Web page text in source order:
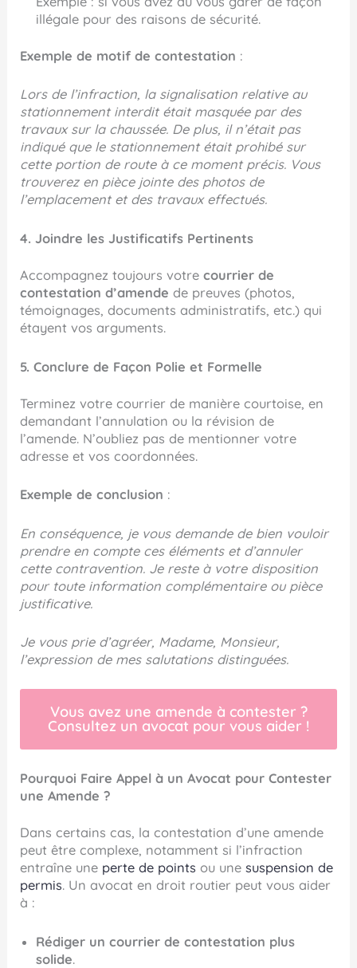
illégale pour des raisons de sécurité.
Exemple de motif de contestation :
Lors de l’infraction, la signalisation relative au
stationnement interdit était masquée par des
travaux sur la chaussée. De plus, il n’était pas
indiqué que le stationnement était prohibé sur
cette portion de route à ce moment précis. Vous
trouverez en pièce jointe des photos de
l’emplacement et des travaux effectués.
4. Joindre les Justificatifs Pertinents
Accompagnez toujours votrecourrier de
contestation d’amende de preuves (photos,
témoignages, documents administratifs, etc.) qui
étayent vos arguments.
5. Conclure de Façon Polie et Formelle
Terminez votre courrier de manière courtoise, en
demandant l’annulation ou la révision de
l’amende. N’oubliez pas de mentionner votre
adresse et vos coordonnées.
Exemple de conclusion :
En conséquence, je vous demande de bien vouloir
prendre en compte ces éléments et d’annuler
cette contravention. Je reste à votre disposition
pour toute information complémentaire ou pièce
justificative.
Je vous prie d’agréer, Madame, Monsieur,
l’expression de mes salutations distinguées.
Vous avez une amende à contester ?
Consultez un avocat pour vous aider !
Pourquoi Faire Appel à un Avocat pour Contester
une Amende ?
Dans certains cas, la contestation d’une amende
peut être complexe, notamment si l’infraction
entraîne une perte de points ou unesuspension de
permis. Un avocat en droit routier peut vous aider
à :
Rédiger un courrier de contestation plus
solide.